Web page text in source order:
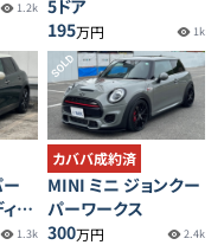
1.2k
5ドア
195万円 1k
シ
1.3k
SOLD
カババ成約済
MINI ミニ ジョンクー
パーワークス
300万円 2.4k